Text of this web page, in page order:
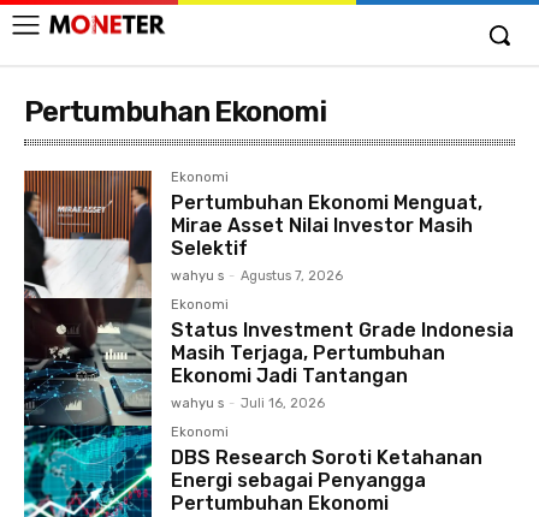
Pertumbuhan Ekonomi
Ekonomi
Pertumbuhan Ekonomi Menguat,
Mirae Asset Nilai Investor Masih
Selektif
wahyu s - Agustus 7, 2026
Ekonomi
Status Investment Grade Indonesia
Masih Terjaga, Pertumbuhan
Ekonomi Jadi Tantangan
wahyu s - Juli 16, 2026
Ekonomi
DBS Research Soroti Ketahanan
Energi sebagai Penyangga
Pertumbuhan Ekonomi